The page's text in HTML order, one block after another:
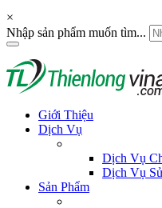
×
Nhập sản phẩm muốn tìm...
Giới Thiệu
Dịch Vụ
Dịch Vụ
Dịch Vụ
Sản Phẩm